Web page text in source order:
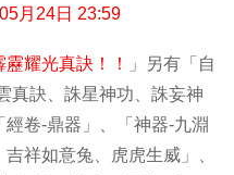
月24日 23:59
耀光真訣！！
」另有「自
真訣、誅星神功、誅妄神
卷-鼎器」、「神器-九淵
祥如意兔、虎虎生威」、